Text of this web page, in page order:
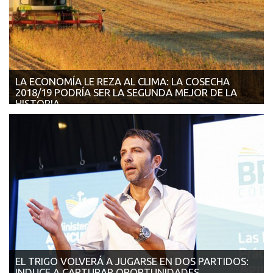
LA ECONOMÍA LE REZA AL CLIMA: LA COSECHA
2018/19 PODRÍA SER LA SEGUNDA MEJOR DE LA
HISTORIA
18/07/2018 - AGROVOZ En condiciones normales, la
producción de granos de la nueva campa&ntil...
EL TRIGO VOLVERÁ A JUGARSE EN DOS PARTIDOS: